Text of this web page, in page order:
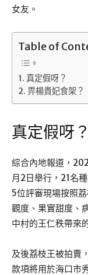
女友。
Table of
真定假呀？
畀楊貴妃食架？
真定假呀？
綜合內地報道，
月2日舉行，21名
5位評審現場按照
觀度、果實甜度、
中村的王仁秩帶來
及後荔枝王被拍賣
款項將用於海口市